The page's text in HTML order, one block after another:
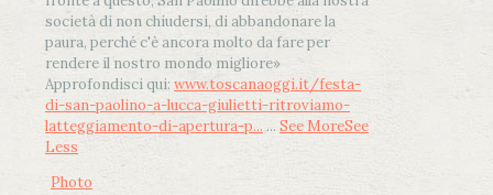
società di non chiudersi, di abbandonare la
paura, perché c'è ancora molto da fare per
rendere il nostro mondo migliore»
Approfondisci qui: www.toscanaoggi.it/festa-
di-san-paolino-a-lucca-giulietti-ritroviamo-
latteggiamento-di-apertura-p... ... See MoreSee
Less
Photo